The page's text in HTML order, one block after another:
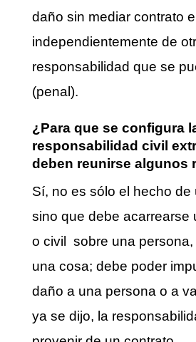
daño sin mediar contrato
independientemente de
responsabilidad que se
(penal).
¿Para que se configura
responsabilidad civil
deben reunirse algunos
Sí, no es sólo el hecho de
sino que debe acarrearse
o civil sobre una
una cosa; debe poder
daño a una persona o a
ya se dijo, la